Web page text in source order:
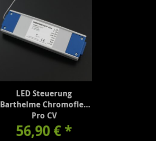
LED Steuerung
Barthelme Chromoflex
Pro CV
56,90 € *